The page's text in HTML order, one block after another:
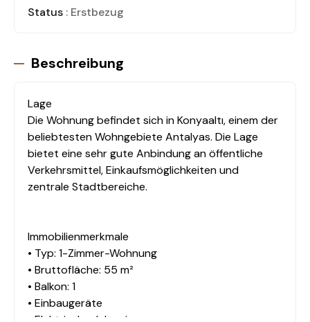
Status : Erstbezug
Beschreibung
Lage
Die Wohnung befindet sich in Konyaaltı, einem der
beliebtesten Wohngebiete Antalyas. Die Lage
bietet eine sehr gute Anbindung an öffentliche
Verkehrsmittel, Einkaufsmöglichkeiten und
zentrale Stadtbereiche.
Immobilienmerkmale
• Typ: 1-Zimmer-Wohnung
• Bruttofläche: 55 m²
• Balkon: 1
• Einbaugeräte